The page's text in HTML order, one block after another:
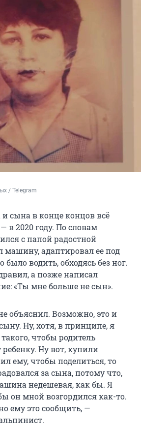
/ Telegram
сына в конце концов всё
в 2020 году. По словам
с папой радостной
машину, адаптировал ее под
водить, обходясь без ног.
а позже написал
«Ты мне больше не сын».
объяснил. Возможно, это и
Ну, хотя, в принципе, я
чтобы родитель
Ну вот, купили
ему, чтобы поделиться, то
за сына, потому что,
недешевая, как бы. Я
он мной возгордился как-то.
ему это сообщить, —